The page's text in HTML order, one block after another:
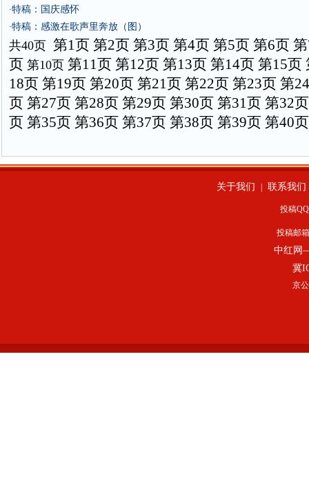
·特稿：国庆感怀
·特稿：感激在歌声里奔放（图）
共40页 第1页 第2页 第3页 第4页 第5页 第6页
页 第10页 第11页 第12页 第13页 第14页 第15页
18页 第19页 第20页 第21页 第22页 第23页 第
页 第27页 第28页 第29页 第30页 第31页 第32页
页 第35页 第36页 第37页 第38页 第39页 第40页
关于我们 联系我们
投稿
投稿邮
中红网
冀
京